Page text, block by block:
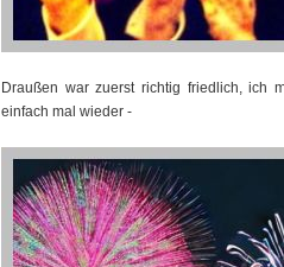
Draußen war zuerst richtig friedlich, ich
einfach mal wieder -